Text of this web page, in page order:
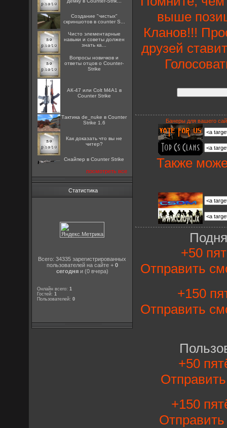
Создание "чистых"
скриншотов в counter S...
Чисто элементарные
навыки и советы должен
знать ка...
Вопросы новичков и
ответы отцов о Counter-
Strike
АК-47 или Colt M4A1 в
Counter Strike
Тактика de_nuke в Counter
Strike 1.6
Как доказать что вы не
читер?
Снайпер в Counter Strike
посмотреть все
Статистика
Всего: 34335 зарегистрированных
пользователей на сайте + 0
сегодняи (0 вчера)
Онлайн всего:1
Гостей:1
Пользователей:0
выше
Кланов!!!
друзей
Банеры для вашего
Также
+50
Отправить
+150
Отправить
+50
+150